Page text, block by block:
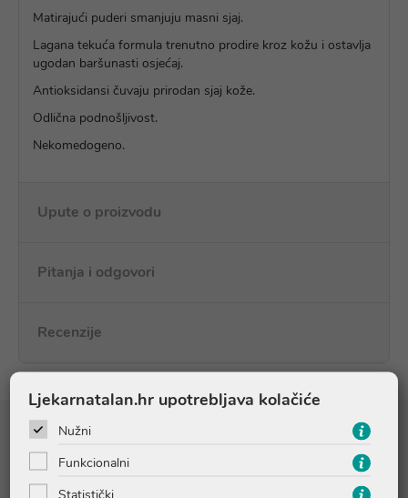
Matirajući puderi smanjuju masni sjaj.
Lagana tekuća formula trenutno prodire kroz kožu i ostavlja
ugodan baršunasti osjećaj.
Antioksidansi čuvaju prirodan sjaj kože.
Odlična podnošljivost.
Nekomedogeno.
Upute o proizvodu
Pitanja i odgovori
Recenzije
Ljekarnatalan.hr upotrebljava kolačiće
Nužni
Funkcionalni
Statistički